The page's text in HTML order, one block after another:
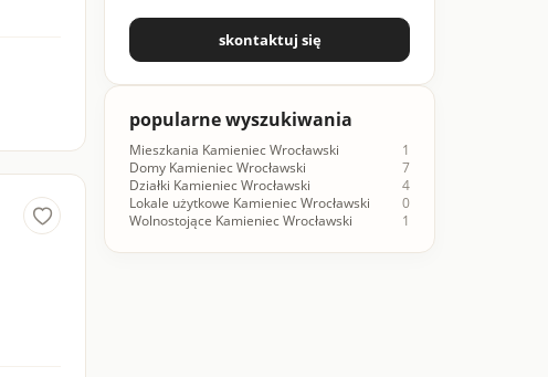
skontaktuj się
popularne wyszukiwania
Mieszkania Kamieniec Wrocławski
1
Domy Kamieniec Wrocławski
7
Działki Kamieniec Wrocławski
4
Lokale użytkowe Kamieniec Wrocławski
0
Wolnostojące Kamieniec Wrocławski
1